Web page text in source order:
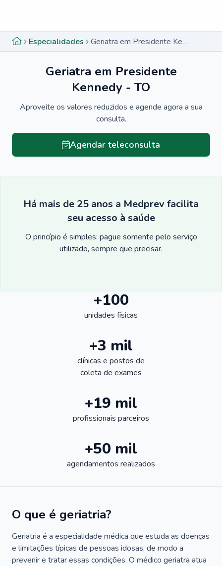
Especialidades Geriatra em Presidente Kennedy - TO
Geriatra em Presidente
Kennedy - TO
Aproveite os valores reduzidos e agende agora a sua
consulta.
Agendar teleconsulta
Há mais de 25 anos a Medprev facilita
seu acesso à saúde
O princípio é simples: pague somente pelo serviço
utilizado, sempre que precisar.
+100
unidades físicas
+3 mil
clínicas e postos de
coleta de exames
+19 mil
profissionais parceiros
+50 mil
agendamentos realizados
O que é geriatria?
Geriatria é a especialidade médica que estuda as doenças
e limitações típicas de pessoas idosas, de modo a
prevenir e tratar essas condições. O médico geriatra atua